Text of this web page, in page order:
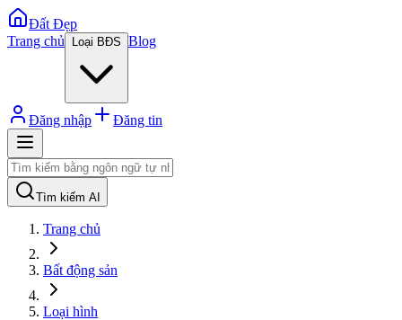
Đất Đẹp
Trang chủ
Loại BĐS Blog
Đăng nhập Đăng tin
Tìm kiếm AI
Trang chủ
Bất động sản
Loại hình